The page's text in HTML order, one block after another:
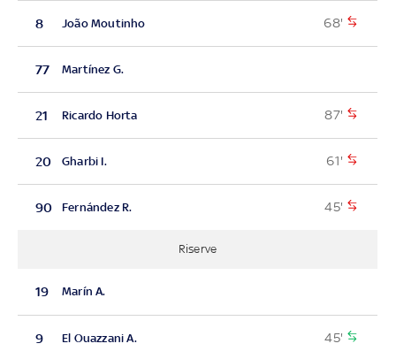
8 João Moutinho 68'
77 Martínez G.
21 Ricardo Horta 87'
20 Gharbi I. 61'
90 Fernández R. 45'
Riserve
19 Marín A.
9 El Ouazzani A. 45'